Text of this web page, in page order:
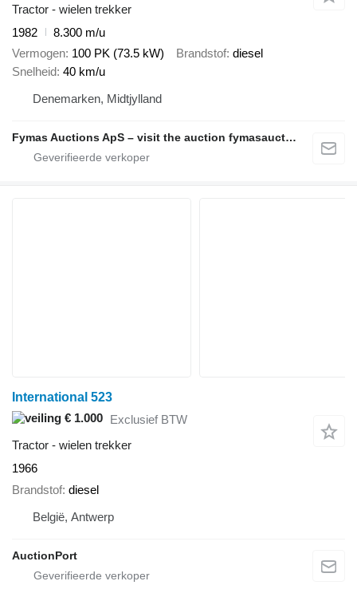
Tractor - wielen trekker
1982
8.300 m/u
Vermogen 100 PK (73.5 kW) Brandstof diesel
Snelheid 40 km/u
Denemarken, Midtjylland
Fymas Auctions ApS – visit the auction fymasauctions.dk
International 523
€ 1.000 Exclusief BTW
Tractor - wielen trekker
1966
Brandstof diesel
België, Antwerp
AuctionPort